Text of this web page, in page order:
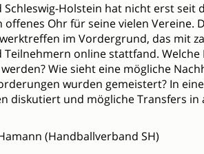
Holstein hat nicht erst seit
offenes Ohr für seine vielen Vereine.
im Vordergrund, das mit
online stattfand.
Wie sieht eine mögliche
wurden gemeistert? In
diskutiert und mögliche Transfers
(Handballverband SH)